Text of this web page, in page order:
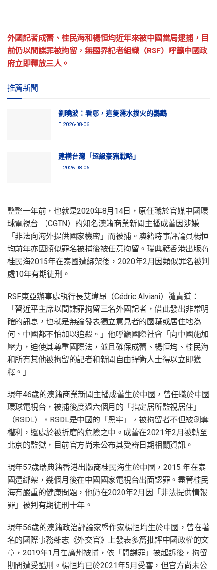
外國記者成蕾、桂民海和楊恒均近年來被中國當局逮捕，目
前仍以間諜罪被拘留，無國界記者組織（RSF）呼籲中國政
府立即釋放三人。
推薦新聞
劉曉波：看哪，這隻濡水撲火的鸚鵡
2026-08-06
建構台灣「超級豪豬戰略」
2026-08-06
整整一年前，也就是2020年8月14日，原任職於官媒中國環
球電視台 （CGTN）的知名澳籍商業新聞主播成蕾因涉嫌
「非法向海外提供國家機密」而被捕。澳籍時事評論員楊恒
均前年亦因類似罪名被捕後被任意拘留。瑞典籍香港出版商
桂民海2015年在泰國遭綁架後，2020年2月因類似罪名被判
處10年有期徒刑。
RSF東亞辦事處執行長艾瑋昂（Cédric Alviani）譴責道：
「習近平主席以間諜罪拘留三名外國記者，借此發出非常明
確的訊息，也就是無論發表獨立意見者的國籍或居住地為
何，中國都不怕加以追殺。」他呼籲國際社會「向中國施加
壓力，迫使其尊重國際法，並且確保成蕾、楊恒均、桂民海
和所有其他被拘留的記者和新聞自由捍衛人士得以立即獲
釋。」
現年46歲的澳籍商業新聞主播成蕾生於中國，曾任職於中國
環球電視台，被捕後度過六個月的「指定居所監視居住」
（RSDL）。RSDL是中國的「黑牢」，被拘留者不但被剝奪
權利，還處於被折磨的危險之中。成蕾在2021年2月被轉至
北京的監獄，目前官方尚未公布其受審日期相關資訊。
現年57歲瑞典籍香港出版商桂民海生於中國，2015 年在泰
國遭綁架，幾個月後在中國國家電視台出面認罪。盡管桂民
海有嚴重的健康問題，他仍在2020年2月因「非法提供情報
罪」被判有期徒刑十年。
現年56歲的澳籍政治評論家暨作家楊恒均生於中國，曾在著
名的國際事務雜志《外交官》上發表多篇批評中國政權的文
章，2019年1月在廣州被捕，依「間諜罪」被起訴後，拘留
期間遭受酷刑。楊恒均已於2021年5月受審，但官方尚未公